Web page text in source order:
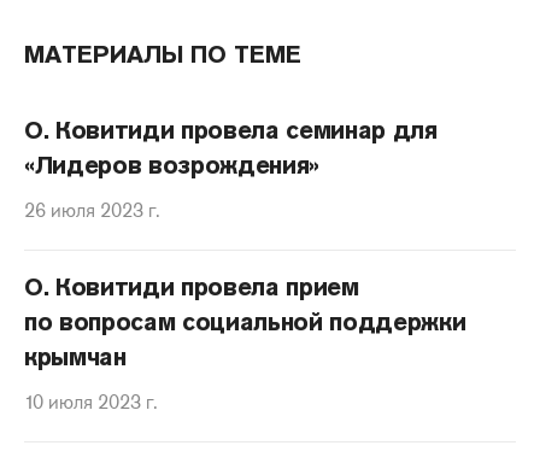
МАТЕРИАЛЫ ПО ТЕМЕ
О. Ковитиди провела семинар для
«Лидеров возрождения»
26 июля 2023 г.
О. Ковитиди провела прием
по вопросам социальной поддержки
крымчан
10 июля 2023 г.